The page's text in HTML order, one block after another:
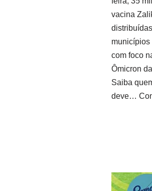
vacina
municípios
com foco
Ômicron
Saiba
deve…